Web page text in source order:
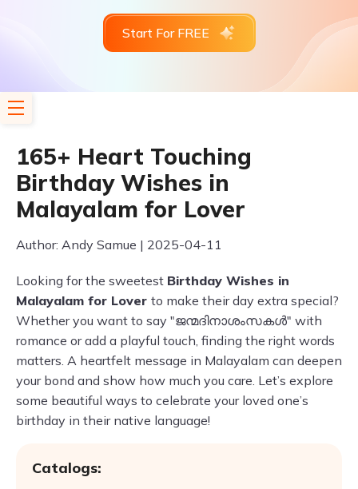
Start For FREE
165+ Heart Touching
Birthday Wishes in
Malayalam for Lover
Author: Andy Samue | 2025-04-11
Looking for the sweetest Birthday Wishes in
Malayalam for Lover to make their day extra special?
Whether you want to say "ജന്മദിനാശംസകൾ" with
romance or add a playful touch, finding the right words
matters. A heartfelt message in Malayalam can deepen
your bond and show how much you care. Let’s explore
some beautiful ways to celebrate your loved one’s
birthday in their native language!
Catalogs: